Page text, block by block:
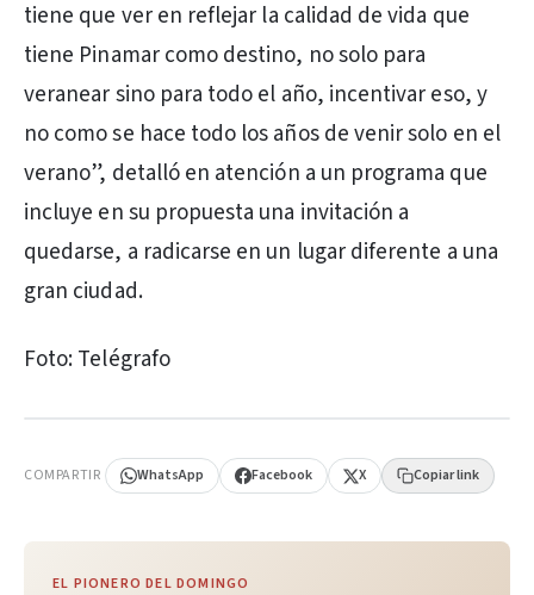
tiene que ver en reflejar la calidad de vida que
tiene Pinamar como destino, no solo para
veranear sino para todo el año, incentivar eso, y
no como se hace todo los años de venir solo en el
verano”, detalló en atención a un programa que
incluye en su propuesta una invitación a
quedarse, a radicarse en un lugar diferente a una
gran ciudad.
Foto: Telégrafo
COMPARTIR WhatsApp Facebook X Copiar link
EL PIONERO DEL DOMINGO